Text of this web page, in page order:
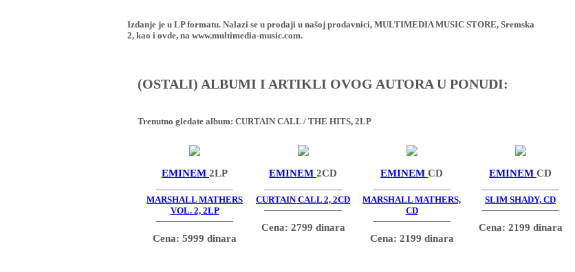
Izdanje je u LP formatu. Nalazi se u prodaji u našoj prodavnici, MULTIMEDIA MUSIC STORE, Sremska
2, kao i ovde, na www.multimedia-music.com.
(OSTALI) ALBUMI I ARTIKLI OVOG AUTORA U PONUDI:
Trenutno gledate album: CURTAIN CALL / THE HITS, 2LP
EMINEM 2LP
MARSHALL MATHERS
VOL. 2, 2LP
Cena: 5999 dinara
EMINEM 2CD
CURTAIN CALL 2, 2CD
Cena: 2799 dinara
EMINEM CD
MARSHALL MATHERS,
CD
Cena: 2199 dinara
EMINEM CD
SLIM SHADY, CD
Cena: 2199 dinara